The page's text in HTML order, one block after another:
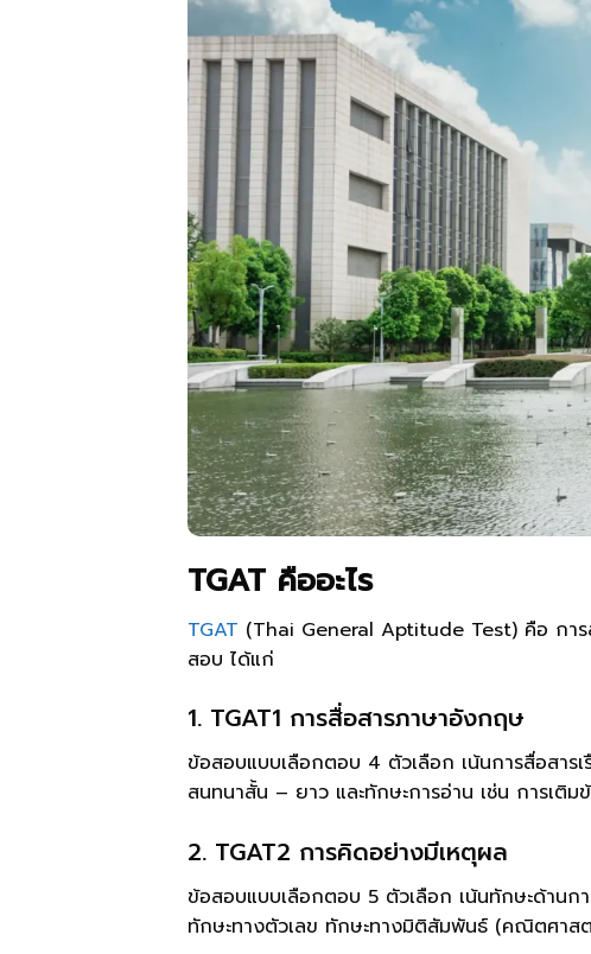
TGAT คืออะไร
TGAT (Thai General Aptitude Test) คือ การ
สอบ ได้แก่
1. TGAT1 การสื่อสารภาษาอังกฤษ
ข้อสอบแบบเลือกตอบ 4 ตัวเลือก เน้นการสื่อสาร
สนทนาสั้น – ยาว และทักษะการอ่าน เช่น การเติม
2. TGAT2 การคิดอย่างมีเหตุผล
ข้อสอบแบบเลือกตอบ 5 ตัวเลือก เน้นทักษะด้านก
ทักษะทางตัวเลข ทักษะทางมิติสัมพันธ์ (คณิตศาส